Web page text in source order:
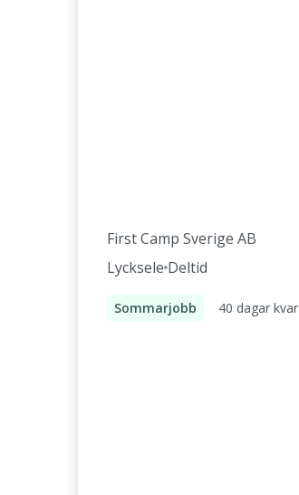
First Camp Sverige AB
Lycksele Deltid
Sommarjobb
40 dagar kvar